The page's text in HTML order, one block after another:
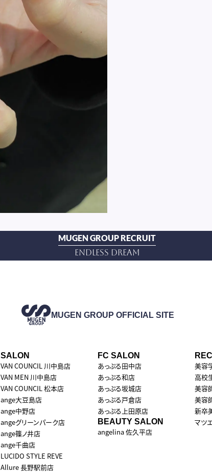
MUGEN GROUP RECRUIT
Endless Dream
MUGEN GROUP OFFICIAL SITE
SALON
VAN COUNCIL 川中島店
VAN MEN 川中島店
VAN COUNCIL 松本店
ange大豆島店
ange中野店
angeグリーンパーク店
ange篠ノ井店
ange千曲店
LUCIDO STYLE REVE
Allure 長野駅前店
FC SALON
あっぷる田中店
あっぷる和店
あっぷる坂城店
あっぷる戸倉店
あっぷる上田原店
BEAUTY SALON
angelina 佐久平店
美容
高校
美容
美容
新卒
マツ